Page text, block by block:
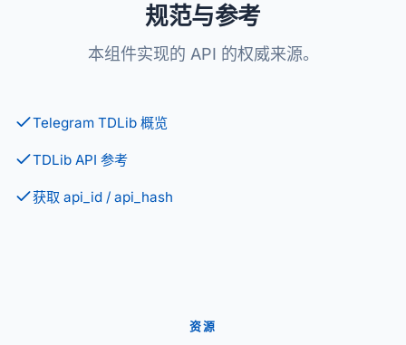
规范与参考
本组件实现的 API 的权威来源。
Telegram TDLib 概览
TDLib API 参考
获取 api_id / api_hash
资源